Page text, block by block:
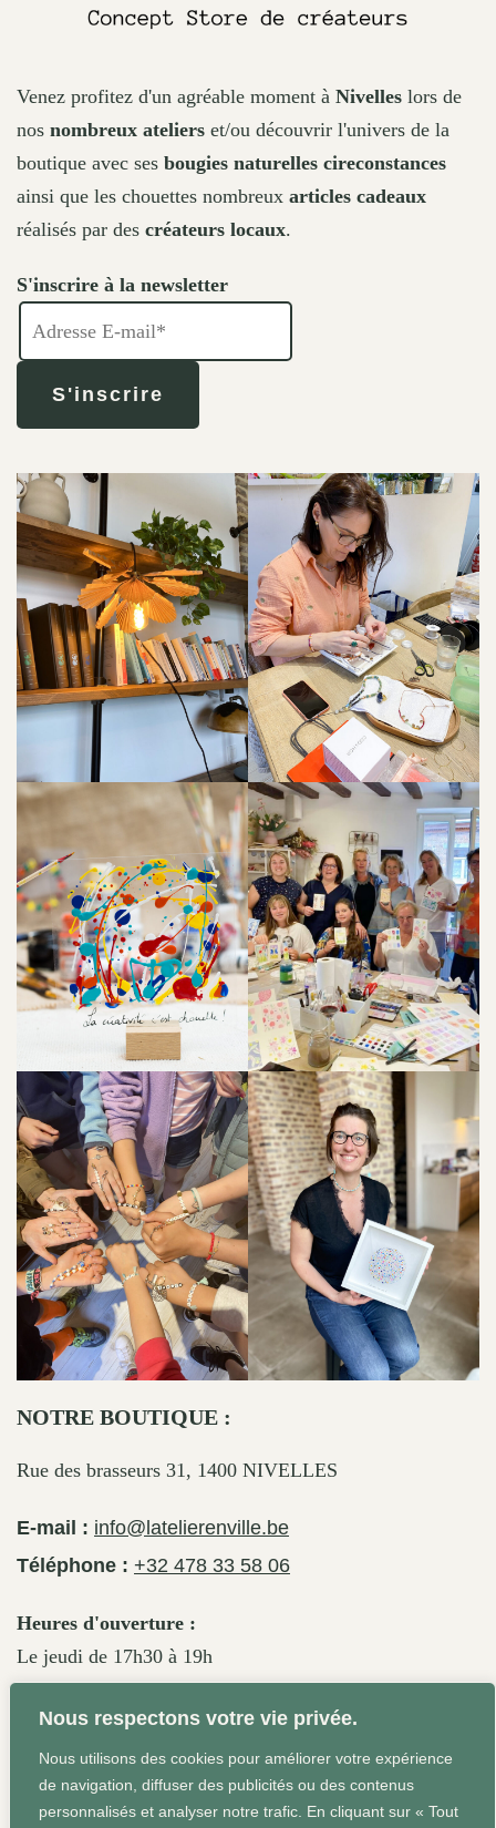
Nous respectons votre vie privée.
Nous utilisons des cookies pour améliorer votre expérience
de navigation, diffuser des publicités ou des contenus
personnalisés et analyser notre trafic. En cliquant sur « Tout
Venez profitez d'un agréable moment à Nivelles lors de
nos nombreux ateliers et/ou découvrir l'univers de la
boutique avec ses bougies naturelles cireconstances
ainsi que les chouettes nombreux articles cadeaux
réalisés par des créateurs locaux.
S'inscrire à la newsletter
NOTRE BOUTIQUE :
Rue des brasseurs 31, 1400 NIVELLES
E-mail : info@latelierenville.be
Téléphone : +32 478 33 58 06
Heures d'ouverture :
Le jeudi de 17h30 à 19h
Le vendredi de 17h30 à 19h30
Le samedi de 11h30 à 19h